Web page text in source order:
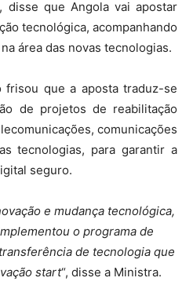
disse que Angola vai apostar
tecnológica, acompanhando
área das novas tecnologias.
frisou que a aposta traduz-se
de projetos de reabilitação
comunicações
tecnologias, para garantir a
seguro.
e mudança tecnológica,
o programa de
de tecnologia que
start“, disse a Ministra.